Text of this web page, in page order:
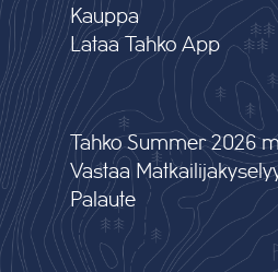
Kauppa
Lataa Tahko App
Tahko Summer 2026
Vastaa
Palaute